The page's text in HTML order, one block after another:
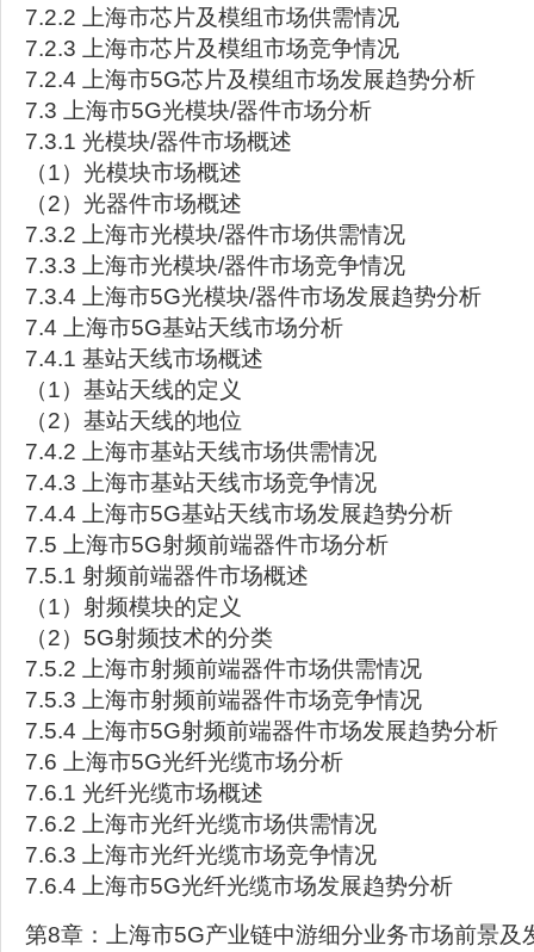
7.2.2 上海市芯片及模组市场供需情况
7.2.3 上海市芯片及模组市场竞争情况
7.2.4 上海市5G芯片及模组市场发展趋势分析
7.3 上海市5G光模块/器件市场分析
7.3.1 光模块/器件市场概述
（1）光模块市场概述
（2）光器件市场概述
7.3.2 上海市光模块/器件市场供需情况
7.3.3 上海市光模块/器件市场竞争情况
7.3.4 上海市5G光模块/器件市场发展趋势分析
7.4 上海市5G基站天线市场分析
7.4.1 基站天线市场概述
（1）基站天线的定义
（2）基站天线的地位
7.4.2 上海市基站天线市场供需情况
7.4.3 上海市基站天线市场竞争情况
7.4.4 上海市5G基站天线市场发展趋势分析
7.5 上海市5G射频前端器件市场分析
7.5.1 射频前端器件市场概述
（1）射频模块的定义
（2）5G射频技术的分类
7.5.2 上海市射频前端器件市场供需情况
7.5.3 上海市射频前端器件市场竞争情况
7.5.4 上海市5G射频前端器件市场发展趋势分析
7.6 上海市5G光纤光缆市场分析
7.6.1 光纤光缆市场概述
7.6.2 上海市光纤光缆市场供需情况
7.6.3 上海市光纤光缆市场竞争情况
7.6.4 上海市5G光纤光缆市场发展趋势分析
第8章：上海市5G产业链中游细分业务市场前景及